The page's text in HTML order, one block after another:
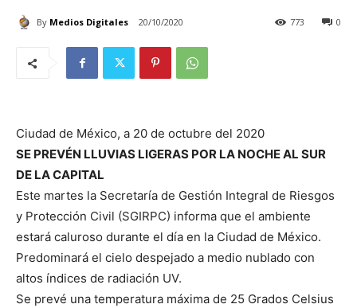
By Medios Digitales 20/10/2020 0
773
Ciudad de México, a 20 de octubre del 2020
SE PREVÉN LLUVIAS LIGERAS POR LA NOCHE AL SUR
DE LA CAPITAL
Este martes la Secretaría de Gestión Integral de Riesgos
y Protección Civil (SGIRPC) informa que el ambiente
estará caluroso durante el día en la Ciudad de México.
Predominará el cielo despejado a medio nublado con
altos índices de radiación UV.
Se prevé una temperatura máxima de 25 Grados Celsius